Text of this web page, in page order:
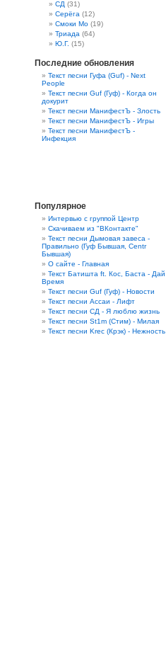
СД (31)
Серёга (12)
Смоки Мо (19)
Триада (64)
Ю.Г. (15)
Последние обновления
Текст песни Гуфа (Guf) - Next
People
Текст песни Guf (Гуф) - Когда он
докурит
Текст песни МанифестЪ - Злость
Текст песни МанифестЪ - Игры
Текст песни МанифестЪ -
Инфекция
Популярное
Интервью с группой Центр
Скачиваем из "ВКонтакте"
Текст песни Дымовая завеса -
Правильно (Гуф Бывшая, Centr
Бывшая)
О сайте - Главная
Текст Батишта ft. Кос, Баста - Дай
Время
Текст песни Guf (Гуф) - Новости
Текст песни Ассаи - Лифт
Текст песни СД - Я люблю жизнь
Текст песни St1m (Стим) - Милая
Текст песни Krec (Крэк) - Нежность